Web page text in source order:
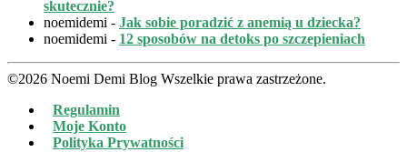
skutecznie?
noemidemi - Jak sobie poradzić z anemią u dziecka?
noemidemi - 12 sposobów na detoks po szczepieniach
©2026 Noemi Demi Blog Wszelkie prawa zastrzeżone.
Regulamin
Moje Konto
Polityka Prywatności